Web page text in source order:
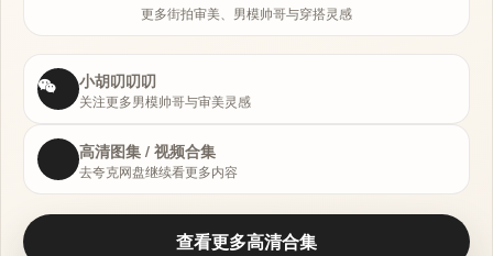
更多街拍审美、男模帅哥与穿搭灵感
小胡叨叨叨
关注更多男模帅哥与审美灵感
高清图集 / 视频合集
去夸克网盘继续看更多内容
查看更多高清合集